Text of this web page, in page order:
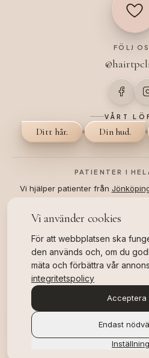
FÖLJ
VÅRT
Ditt hår. Din hud.
PATIENTER I
Vi hjälper patienter från
WebbplatskartaBokningsvillkor
4.8
Google
OFFICIELLT
2025 & 2026,
läs mer om
Vi använder cookies
För att webbplatsen ska
den används och, om du
mäta och förbättra vår
integritetspolicy
Endast
Acceptera